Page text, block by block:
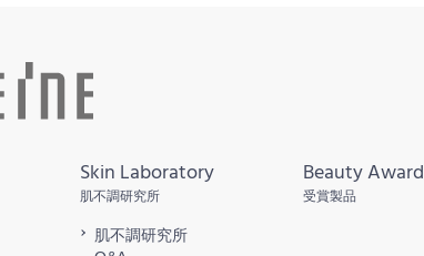
Skin Laboratory
肌不調研究所
肌不調研究所
Beauty Award
受賞製品